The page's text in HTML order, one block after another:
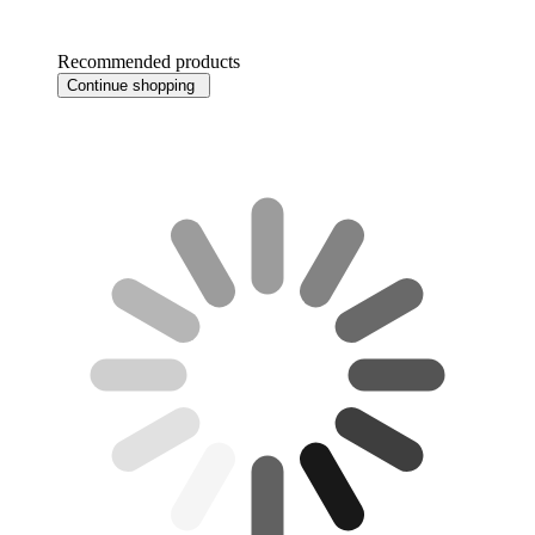
Recommended products
Continue shopping